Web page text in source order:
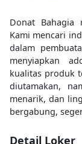
Donat Bahagia
Kami mencari
dalam
menyiapkan
kualitas produk
diutamakan,
menarik, dan
bergabung,
Detail Loker